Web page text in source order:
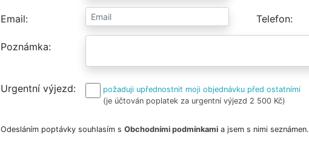
Email Telefon
Poznámka
Urgentní výjezd
požaduji upřednostnit moji objednávku před ostatními
(je účtován poplatek za urgentní výjezd 2 500 Kč)
Odesláním poptávky souhlasím s Obchodními podmínkamia jsem s nimi seznámen.